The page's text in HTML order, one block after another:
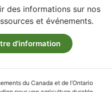
des informations sur nos
et événements.
d'information
du Canada et de l’Ontario